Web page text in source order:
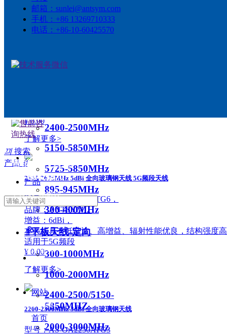
2400-2500MHz
566-678MHz
2400-2500MHz
5150-5850MHz
5725-5850MHz
895-945MHz
300-400MHz
ꁇ平板天线-定向
300-1000MHz
1000-2000MHz
2400-2500/5150-
5850MHZ
2000-3000MHz
了解更多>
型号：AS-OA2400ATG10
¥ 0.00
了解更多>
2515-2675MHz 5dBi 全向玻璃钢天线 5G频段天线
型号：AS-OA2595ATG6，
品牌：ANTSYM，
增益：6dBi，
本天线具有低驻波、高增益、辐射性能优良，结构强度
适用于5G频段
¥ 0.00
了解更多>
2200-2300MHz 3dBi 全向玻璃钢天线
型号：AS-OA2250ATG3
끠 搜索
产品 ꀁ
产品
邮箱： sunlei@antsym.com
手机： +86 13269710333
电话： +86-10-60425570
售前咨询热线
010-60425570
全方位产品解读
专业技术咨询
成熟解决方案
网站
首页